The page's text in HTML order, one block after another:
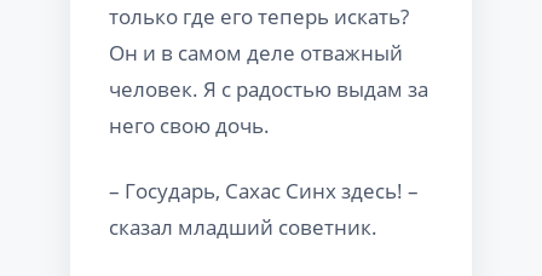
только где его теперь искать?
Он и в самом деле отважный
человек. Я с радостью выдам за
него свою дочь.
– Государь, Сахас Синх здесь! –
сказал младший советник.